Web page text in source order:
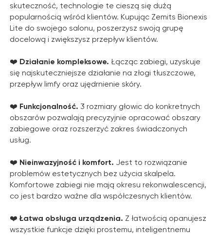
skuteczność, technologie te cieszą się dużą
popularnością wśród klientów. Kupując Zemits Bionexis
Lite do swojego salonu, poszerzysz swoją grupę
docelową i zwiększysz przepływ klientów.
❤️ Działanie kompleksowe. Łącząc zabiegi, uzyskuje
się najskuteczniejsze działanie na złogi tłuszczowe,
przepływ limfy oraz ujędrnienie skóry.
❤️ Funkcjonalność. 3 rozmiary głowic do konkretnych
obszarów pozwalają precyzyjnie opracować obszary
zabiegowe oraz rozszerzyć zakres świadczonych
usług.
❤️ Nieinwazyjność i komfort. Jest to rozwiązanie
problemów estetycznych bez użycia skalpela.
Komfortowe zabiegi nie mają okresu rekonwalescencji,
co jest bardzo ważne dla współczesnych klientów.
❤️ Łatwa obsługa urządzenia. Z łatwością opanujesz
wszystkie funkcje dzięki prostemu, inteligentnemu